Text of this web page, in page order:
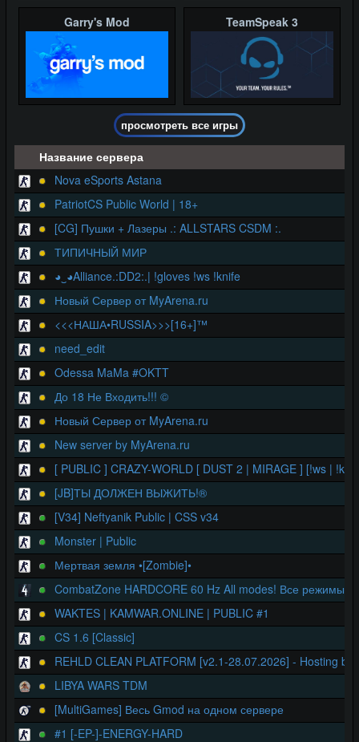
Garry's Mod TeamSpeak 3
просмотреть все игры
Название сервера
Nova eSports Astana
PatriotCS Public World | 18+
[CG] Пушки + Лазеры .: ALLSTARS CSDM :.
ТИПИЧНЫЙ МИР
◕‿◕Alliance.:DD2:.| !gloves !ws !knife
Новый Сервер от MyArena.ru
<<<НАША•RUSSIA>>>[16+]™
need_edit
Odessa MaMa #OKTT
До 18 Не Входить!!! ©
Новый Сервер от MyArena.ru
New server by MyArena.ru
[ PUBLIC ] CRAZY-WORLD [ DUST 2 | MIRAGE ] [!ws |
[JB]ТЫ ДОЛЖЕН ВЫЖИТЬ!®
[V34] Neftyanik Public | CSS v34
Monster | Public
Мертвая земля •[Zombie]•
CombatZone HARDCORE 60 Hz All modes! Все режимы!
WAKTES | KAMWAR.ONLINE | PUBLIC #1
CS 1.6 [Classic]
REHLD CLEAN PLATFORM [v2.1-28.07.2026] - Hosting by
LIBYA WARS TDM
[MultiGames] Весь Gmod на одном сервере
#1 [-EP-]-ENERGY-HARD